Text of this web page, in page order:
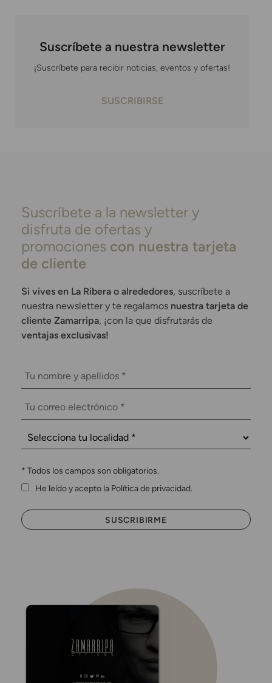
Suscríbete a nuestra newsletter
¡Suscríbete para recibir noticias, eventos y ofertas!
SUSCRIBIRSE
Suscríbete a la newsletter y
disfruta de ofertas y
promociones con nuestra tarjeta
de cliente
Si vives en La Ribera o alrededores, suscríbete a
nuestra newsletter y te regalamos nuestra tarjeta de
cliente Zamarripa, ¡con la que disfrutarás de
ventajas exclusivas!
* Todos los campos son obligatorios.
He leído y acepto la Política de privacidad.